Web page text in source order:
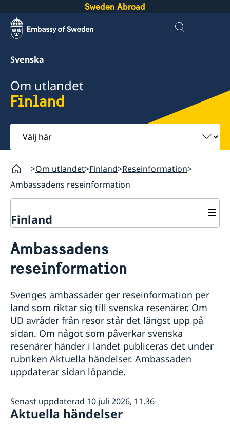
Sweden Abroad
Svenska
Om utlandet
Finland
Välj
här
Om utlandet Finland Reseinformation
Ambassadens reseinformation
Finland
Hjälp till svenskar i Finland
Rösta i Finland
Ansökan om pass
Ansökan om nationellt id-kort
Utlämnande av färdigt pass/nationellt id-kort
Provisoriska pass
Samordningsnummer
Svenskt medborgarskap
Namnändring
Förnyelse av körkort
Pension och levnadsintyg
Vigsel i Finland
Akut hjälp
Information om avgifter
Reseinformation
Aktuella händelser
Allmänna säkerhetsläget
Terrorism
Naturförhållanden och katastrofer
In- och utresebestämmelser
Hälso- och sjukvård
Lokala lagar och sedvänjor
Kriminalitet och personlig säkerhet
Försäkringsskydd
Övriga upplysningar
Om olyckan är framme
Service för svenska företag
Business Sweden i Finland
Anmäla handelshinder
Ambassadens
reseinformation
Sveriges ambassader ger reseinformation per
land som riktar sig till svenska resenärer. Om
UD avråder från resor står det längst upp på
sidan. Om något som påverkar svenska
resenärer händer i landet publiceras det under
rubriken Aktuella händelser. Ambassaden
uppdaterar sidan löpande.
Senast uppdaterad 10 juli 2026, 11.36
Aktuella händelser